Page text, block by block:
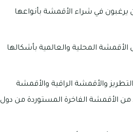
في شراء الأقمشة بأنواعها
المحلية والعالمية بأشكالها
والأقمشة الراقية والأقمشة
من الأقمشة الفاخرة المستوردة من دول